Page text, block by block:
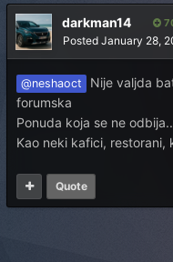
darkman14
Posted January 28,
@neshaoct
Nije valjda
forumska
Ponuda koja se ne
Kao neki kafici, restorani,
Quote